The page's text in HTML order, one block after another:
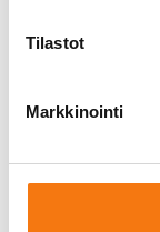
Tilastot
Markkinointi